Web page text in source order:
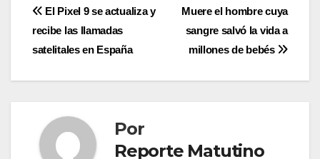
Navegación
de
entradas
Muere el hombre cuya
sangre salvó la vida a
millones de bebés
El Pixel 9 se actualiza y
recibe las llamadas
satelitales en España
Por
Reporte Matutino